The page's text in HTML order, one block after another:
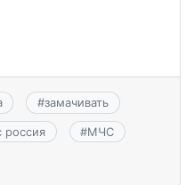
#замачивать
россия #МЧС